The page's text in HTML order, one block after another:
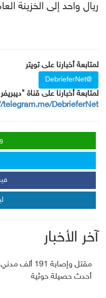
ريال واحد إلى الخزينة
لمتابعة أخبارنا على تويتر
@DebrieferNet
لمتابعة أخبارنا على قناة
telegram.me/DebrieferNet
آخر الأخبار
مقتل وإصابة
أحدث حصيلة حوثية